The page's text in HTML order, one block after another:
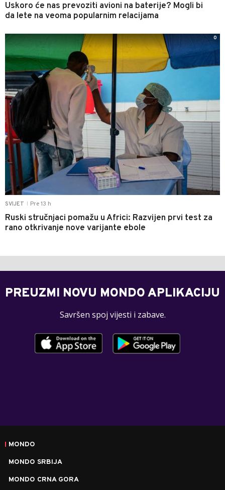
Uskoro će nas prevoziti avioni na baterije? Mogli bi
da lete na veoma popularnim relacijama
SVIJET Pre 13 h
Ruski stručnjaci pomažu u Africi: Razvijen prvi test za
rano otkrivanje nove varijante ebole
0
PREUZMI NOVU MONDO APLIKACIJU
Savršen spoj vijesti i zabave.
MONDO
MONDO SRBIJA
MONDO CRNA GORA